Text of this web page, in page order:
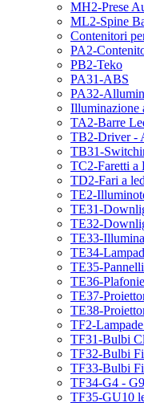
MH2-Prese
ML2-Spine
Contenitori
PA2-
PB2-Teko
PA31-ABS
PA32-
Illuminazione
TA2-Barre
TB2-Driver -
TB31-
TC2-Faretti a
TD2-Fari a led
TE2-
TE31-
TE32-
TE33-
TE34-
TE35-
TE36-
TE37-
TE38-
TF2-
TF31-Bulbi
TF32-Bulbi
TF33-Bulbi
TF34-G4 -
TF35-GU10